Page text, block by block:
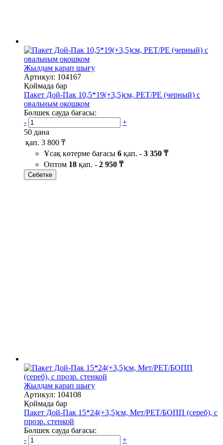
Жылдам қарап шығу
Артикул: 104167
Қоймада бар
Пакет Дой-Пак 10,5*19(+3,5)см, PET/PE (черный) с
овальным окошком
Бөлшек сауда бағасы:
-
+
50 дана
қап. 3 800 ₸
Ұсақ көтерме бағасы 6 қап. - 3 350 ₸
Оптом 18 қап. - 2 950 ₸
Себетке
Жылдам қарап шығу
Артикул: 104108
Қоймада бар
Пакет Дой-Пак 15*24(+3,5)см, Мет/PET/БОПП (сереб), с
прозр. стенкой
Бөлшек сауда бағасы:
-
+